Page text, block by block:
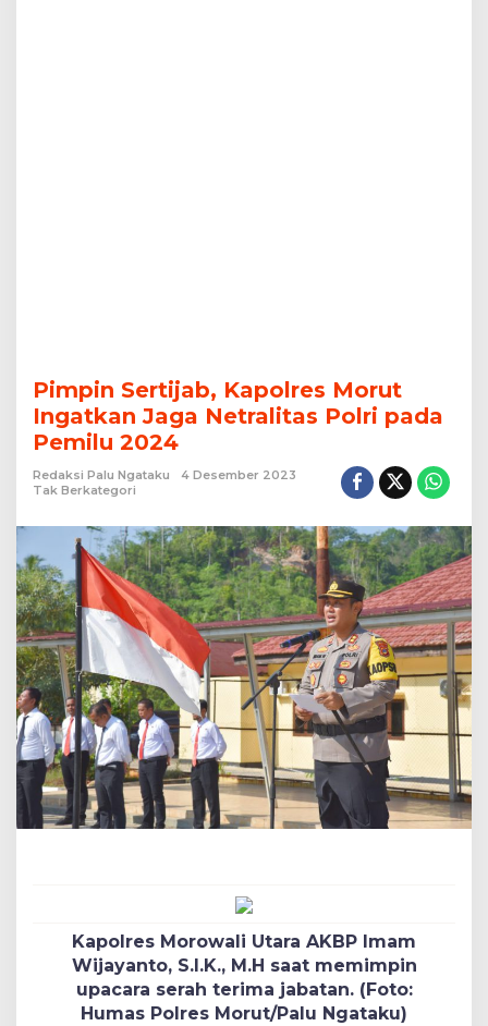
Pimpin Sertijab, Kapolres Morut
Ingatkan Jaga Netralitas Polri pada
Pemilu 2024
Redaksi Palu Ngataku
4 Desember 2023
Tak Berkategori
Kapolres Morowali Utara AKBP Imam
Wijayanto, S.I.K., M.H saat memimpin
upacara serah terima jabatan. (Foto:
Humas Polres Morut/Palu Ngataku)